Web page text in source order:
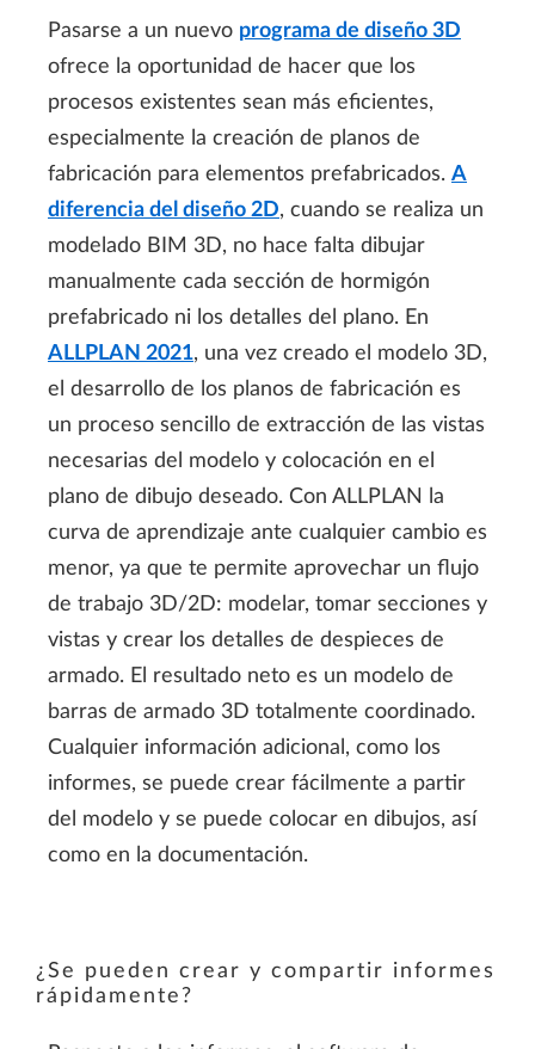
Pasarse a un nuevo programa de diseño 3D
ofrece la oportunidad de hacer que los
procesos existentes sean más eficientes,
especialmente la creación de planos de
fabricación para elementos prefabricados. A
diferencia del diseño 2D, cuando se realiza un
modelado BIM 3D, no hace falta dibujar
manualmente cada sección de hormigón
prefabricado ni los detalles del plano. En
ALLPLAN 2021, una vez creado el modelo 3D,
el desarrollo de los planos de fabricación es
un proceso sencillo de extracción de las vistas
necesarias del modelo y colocación en el
plano de dibujo deseado. Con ALLPLAN la
curva de aprendizaje ante cualquier cambio es
menor, ya que te permite aprovechar un flujo
de trabajo 3D/2D: modelar, tomar secciones y
vistas y crear los detalles de despieces de
armado. El resultado neto es un modelo de
barras de armado 3D totalmente coordinado.
Cualquier información adicional, como los
informes, se puede crear fácilmente a partir
del modelo y se puede colocar en dibujos, así
como en la documentación.
¿Se pueden crear y compartir informes
rápidamente?